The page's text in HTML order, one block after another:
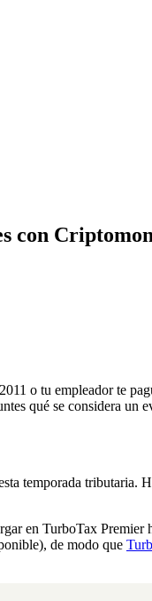
con
o tu empleador te
qué se considera un
temporada tributaria.
en TurboTax Premier
de modo que